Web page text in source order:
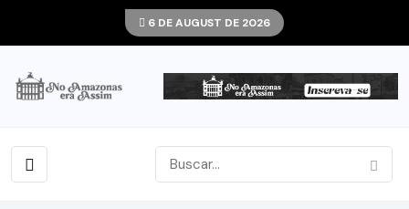
6 DE AUGUST DE 2026